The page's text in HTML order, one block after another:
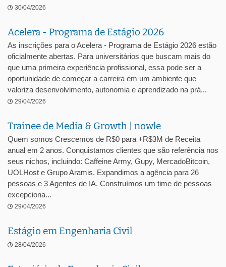
30/04/2026
Acelera - Programa de Estágio 2026
As inscrições para o Acelera - Programa de Estágio 2026 estão
oficialmente abertas. Para universitários que buscam mais do
que uma primeira experiência profissional, essa pode ser a
oportunidade de começar a carreira em um ambiente que
valoriza desenvolvimento, autonomia e aprendizado na prá...
29/04/2026
Trainee de Media & Growth | nowle
Quem somos Crescemos de R$0 para +R$3M de Receita
anual em 2 anos. Conquistamos clientes que são referência nos
seus nichos, incluindo: Caffeine Army, Gupy, MercadoBitcoin,
UOLHost e Grupo Aramis. Expandimos a agência para 26
pessoas e 3 Agentes de IA. Construímos um time de pessoas
excepciona...
29/04/2026
Estágio em Engenharia Civil
28/04/2026